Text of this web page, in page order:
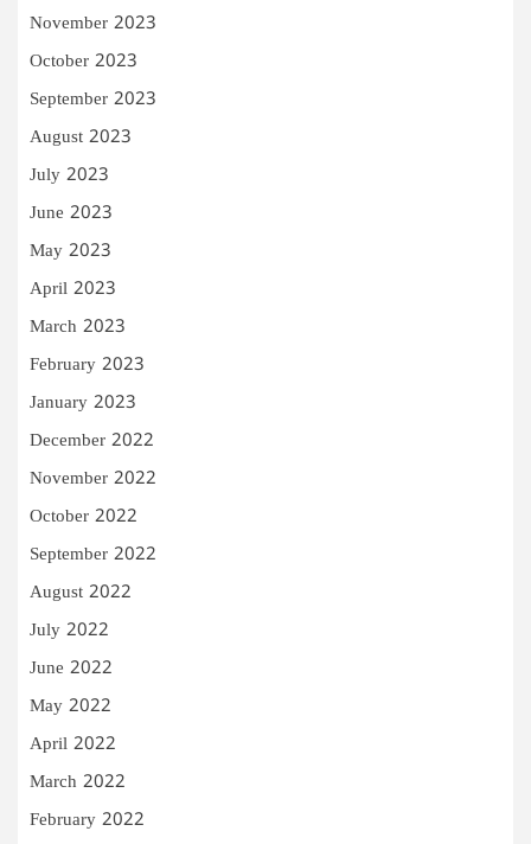
November 2023
October 2023
September 2023
August 2023
July 2023
June 2023
May 2023
April 2023
March 2023
February 2023
January 2023
December 2022
November 2022
October 2022
September 2022
August 2022
July 2022
June 2022
May 2022
April 2022
March 2022
February 2022